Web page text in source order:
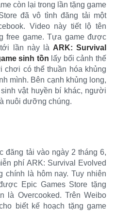
còn lại trong lần tặng game
đã vô tình đăng tải một
Video này tiết lộ tên
free game. Tựa game được
lần này là ARK: Survival
sinh tồn lấy bối cảnh thế
có thể thuần hóa khủng
mình. Bên cạnh khủng long,
vật huyền bí khác, người
nuôi dưỡng chúng.
đăng tải vào ngày 2 tháng 6,
phí ARK: Survival Evolved
chính là hôm nay. Tuy nhiên
Epic Games Store tặng
là Overcooked. Trên Weibo
biết kế hoạch tặng game